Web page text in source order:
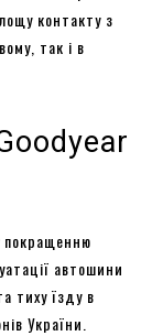
контакту з
так і в
покращенню
автошини
тиху їзду в
України.